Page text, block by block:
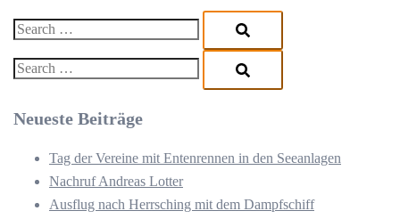
Search…
Search…
Neueste Beiträge
Tag der Vereine mit Entenrennen in den Seeanlagen
Nachruf Andreas Lotter
Ausflug nach Herrsching mit dem Dampfschiff